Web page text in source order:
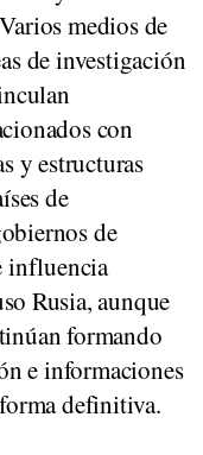
Varios medios de
de investigación
con
y estructuras
de
de
influencia
Rusia, aunque
formando
e informaciones
definitiva.